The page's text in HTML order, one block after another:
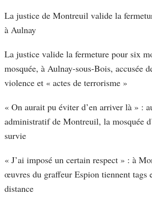
La justice de Montreuil valide la
à Aulnay
La justice valide la fermeture pour six
mosquée, à Aulnay-sous-Bois, accusée
violence et « actes de terrorisme »
« On aurait pu éviter d’en arriver là » :
administratif de Montreuil, la mosquée
survie
« J’ai imposé un certain respect » : à
œuvres du graffeur Espion tiennent tags
distance